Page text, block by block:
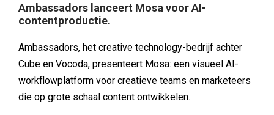
Ambassadors lanceert Mosa voor AI-
contentproductie.
Ambassadors, het creative technology-bedrijf achter
Cube en Vocoda, presenteert Mosa: een visueel AI-
workflowplatform voor creatieve teams en marketeers
die op grote schaal content ontwikkelen.